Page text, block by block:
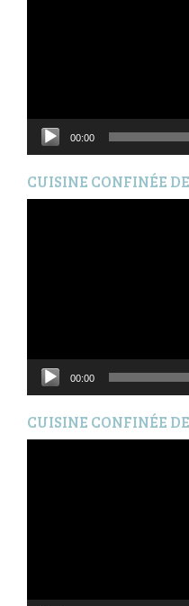
00:00
CUISINE CONFINÉE
00:00
CUISINE CONFINÉE